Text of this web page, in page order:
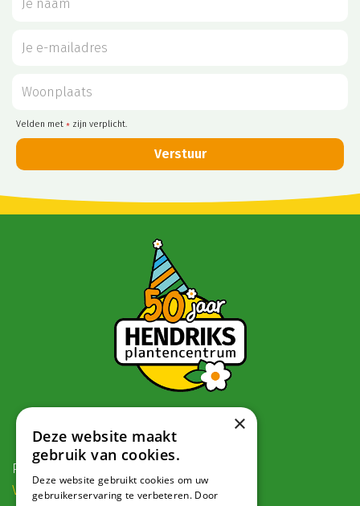
Velden met * zijn verplicht.
Postadres:
Veldweg 1, 5995 PG Kessel
×
Deze website maakt
gebruik van cookies.
Deze website gebruikt cookies om uw
gebruikerservaring te verbeteren. Door